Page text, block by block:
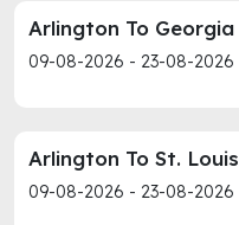
Arlington To Georgia
09-08-2026 - 23-08-2026
Arlington To St. Louis
09-08-2026 - 23-08-2026